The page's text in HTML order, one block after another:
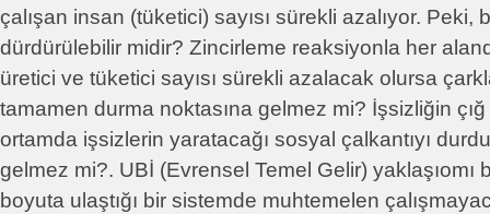
çalışan insan (tüketici) sayısı sürekli azalıyor. Peki,
dürdürülebilir midir? Zincirleme reaksiyonla her
üretici ve tüketici sayısı sürekli azalacak olursa
tamamen durma noktasına gelmez mi? İşsizliğin çığ
ortamda işsizlerin yaratacağı sosyal çalkantıyı
gelmez mi?. UBİ (Evrensel Temel Gelir) yaklaşıomı
boyuta ulaştığı bir sistemde muhtemelen